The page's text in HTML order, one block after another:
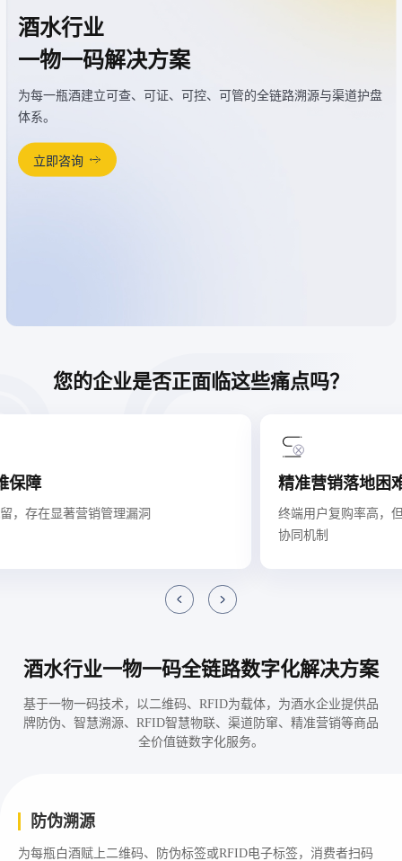
酒水行业
一物一码解决方案
为每一瓶酒建立可查、可证、可控、可管的全链路溯源与渠道护盘
体系。
立即咨询
您的企业是否正面临这些痛点吗？
假冒伪劣产品泛滥
酒水被仿制、灌假、勾兑事件频发，损害品牌价值
酒水行业一物一码全链路数字化解决方案
基于一物一码技术，以二维码、RFID为载体，为酒水企业提供品
牌防伪、智慧溯源、RFID智慧物联、渠道防窜、精准营销等商品
全价值链数字化服务。
防伪溯源
为每瓶白酒赋上二维码、防伪标签或RFID电子标签，消费者扫码